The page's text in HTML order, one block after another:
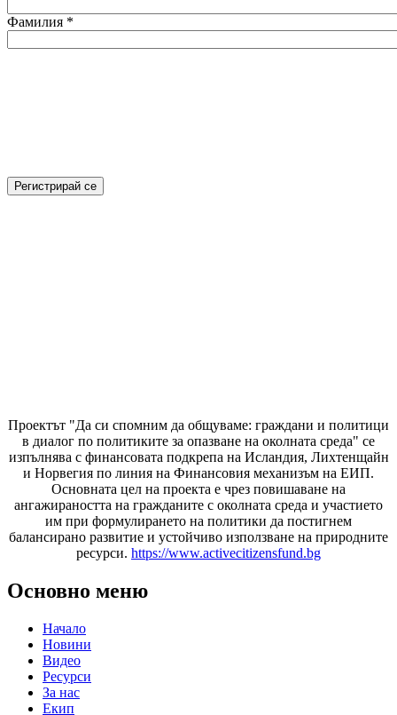
Фамилия *
Проектът "Да си спомним да общуваме: граждани и политици
в диалог по политиките за опазване на околната среда" се
изпълнява с финансовата подкрепа на Исландия, Лихтенщайн
и Норвегия по линия на Финансовия механизъм на ЕИП.
Основната цел на проекта е чрез повишаване на
ангажираността на гражданите с околната среда и участието
им при формулирането на политики да постигнем
балансирано развитие и устойчиво използване на природните
ресурси. https://www.activecitizensfund.bg
Основно меню
Начало
Новини
Видео
Ресурси
За нас
Екип